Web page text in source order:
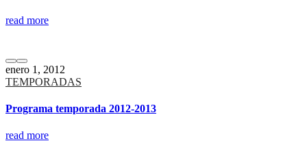
read more
enero 1, 2012
TEMPORADAS
Programa temporada 2012-2013
read more